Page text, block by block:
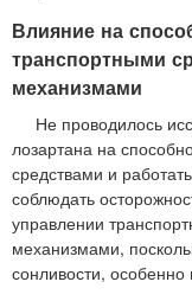
Влияние на
транспортными
механизмами
Не проводилось
лозартана на
средствами и
соблюдать
управлении
механизмами,
сонливости,